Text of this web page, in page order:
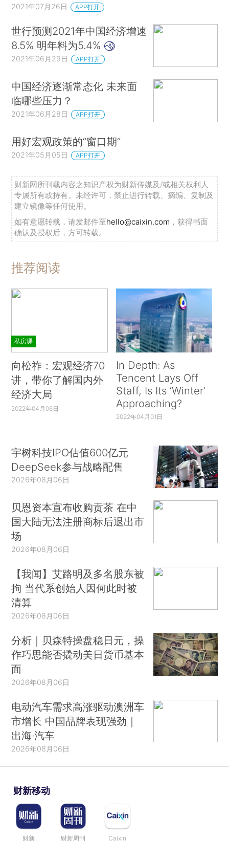
2021年07月26日 APP打开
世行预测2021年中国经济增速
8.5% 明年料为5.4%
2021年06月29日 APP打开
中国经济逐渐常态化 未来面
临哪些压力？
2021年06月28日 APP打开
用好宏观政策的“窗口期”
2021年05月05日 APP打开
财新网所刊载内容之知识产权为财新传媒及/或相关权利人
专属所有或持有。未经许可，禁止进行转载、摘编、复制及
建立镜像等任何使用。
如有意愿转载，请发邮件至hello@caixin.com ，获得书面
确认及授权后，方可转载。
推荐阅读
私房课
向松祚：宏观经济70
讲，带你了解国内外
经济大局
2022年04月06日
In Depth: As
Tencent Lays Off
Staff, Is Its ‘Winter’
Approaching?
2022年04月01日
宇树科技IPO估值600亿元
DeepSeek参与战略配售
2026年08月06日
贝恩资本宣布收购贡茶 在中
国大陆无法注册商标后退出市
场
2026年08月06日
【我闻】艾路明及多名股东被
拘 当代系创始人因何此时被
清算
2026年08月06日
分析｜贝森特操盘稳日元，操
作巧思能否撬动美日货币基本
面
2026年08月06日
电动汽车需求高涨驱动澳洲车
市增长 中国品牌表现强劲｜
出海·汽车
2026年08月06日
财新移动
财新 财新周刊 Caixin